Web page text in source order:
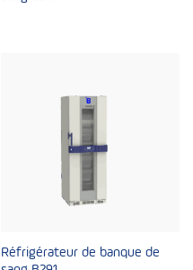
Réfrigérateur de banque de